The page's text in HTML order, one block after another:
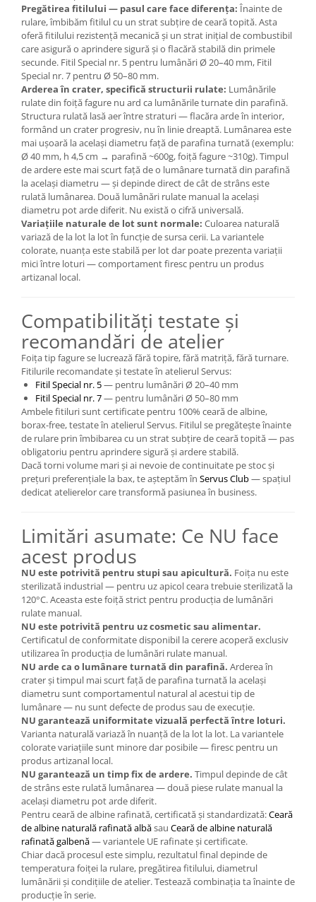
Pregătirea fitilului — pasul care face diferența: Înainte de
rulare, îmbibăm fitilul cu un strat subțire de ceară topită. Asta
oferă fitilului rezistență mecanică și un strat inițial de combustibil
care asigură o aprindere sigură și o flacără stabilă din primele
secunde. Fitil Special nr. 5 pentru lumânări Ø 20–40 mm, Fitil
Special nr. 7 pentru Ø 50–80 mm.
Arderea în crater, specifică structurii rulate: Lumânările
rulate din foiță fagure nu ard ca lumânările turnate din parafină.
Structura rulată lasă aer între straturi — flacăra arde în interior,
formând un crater progresiv, nu în linie dreaptă. Lumânarea este
mai ușoară la același diametru față de parafina turnată (exemplu:
Ø 40 mm, h 4,5 cm → parafină ~600g, foiță fagure ~310g). Timpul
de ardere este mai scurt față de o lumânare turnată din parafină
la același diametru — și depinde direct de cât de strâns este
rulată lumânarea. Două lumânări rulate manual la același
diametru pot arde diferit. Nu există o cifră universală.
Variațiile naturale de lot sunt normale: Culoarea naturală
variază de la lot la lot în funcție de sursa cerii. La variantele
colorate, nuanța este stabilă per lot dar poate prezenta variații
mici între loturi — comportament firesc pentru un produs
artizanal local.
Compatibilități testate și
recomandări de atelier
Foița tip fagure se lucrează fără topire, fără matriță, fără turnare.
Fitilurile recomandate și testate în atelierul Servus:
Fitil Special nr. 5— pentru lumânări Ø 20–40 mm
Fitil Special nr. 7— pentru lumânări Ø 50–80 mm
Ambele fitiluri sunt certificate pentru 100% ceară de albine,
borax-free, testate în atelierul Servus. Fitilul se pregătește înainte
de rulare prin îmbibarea cu un strat subțire de ceară topită — pas
obligatoriu pentru aprindere sigură și ardere stabilă.
Dacă torni volume mari și ai nevoie de continuitate pe stoc și
prețuri preferențiale la bax, te așteptăm în Servus Club— spațiul
dedicat atelierelor care transformă pasiunea în business.
Limitări asumate: Ce NU face
acest produs
NU este potrivită pentru stupi sau apicultură. Foița nu este
sterilizată industrial — pentru uz apicol ceara trebuie sterilizată la
120°C. Aceasta este foiță strict pentru producția de lumânări
rulate manual.
NU este potrivită pentru uz cosmetic sau alimentar.
Certificatul de conformitate disponibil la cerere acoperă exclusiv
utilizarea în producția de lumânări rulate manual.
NU arde ca o lumânare turnată din parafină. Arderea în
crater și timpul mai scurt față de parafina turnată la același
diametru sunt comportamentul natural al acestui tip de
lumânare — nu sunt defecte de produs sau de execuție.
NU garantează uniformitate vizuală perfectă între loturi.
Varianta naturală variază în nuanță de la lot la lot. La variantele
colorate variațiile sunt minore dar posibile — firesc pentru un
produs artizanal local.
NU garantează un timp fix de ardere. Timpul depinde de cât
de strâns este rulată lumânarea — două piese rulate manual la
același diametru pot arde diferit.
Pentru ceară de albine rafinată, certificată și standardizată:Ceară
de albine naturală rafinată albăsau Ceară de albine naturală
rafinată galbenă— variantele UE rafinate și certificate.
Chiar dacă procesul este simplu, rezultatul final depinde de
temperatura foiței la rulare, pregătirea fitilului, diametrul
lumânării și condițiile de atelier. Testează combinația ta înainte de
producție în serie.